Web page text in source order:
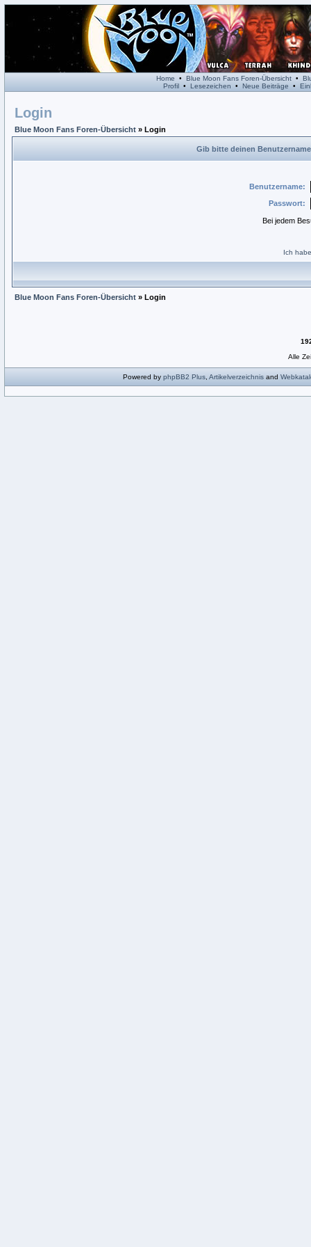
Home • Blue Moon Fans Foren-Übersicht•
Profil• Lesezeichen • Neue Beiträge •
Login
Blue Moon Fans Foren-Übersicht » Login
Gib bitte deinen
Benutzername:
Passwort:
Bei jedem
Ich
Blue Moon Fans Foren-Übersicht » Login
Alle
Powered by phpBB2 Plus Artikelverzeichnis and